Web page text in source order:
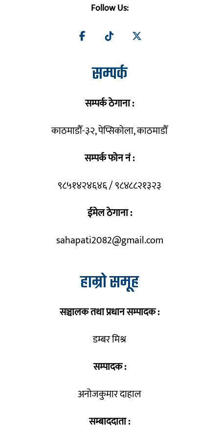
Follow Us:
सम्पर्क
सम्पर्क ठेगाना :
काठमाडौँ-३२, पेप्सिकोला, काठमाडौँ
सम्पर्क फोन नं :
९८५१४२४६४६ / ९८४८८२१३२३
ईमेल ठेगाना :
sahapati2082@gmail.com
हाम्रो समूह
सञ्चालक तथा प्रधान सम्पादक :
डम्बर मिश्र
सम्पादक :
अनोजकुमार दाहाल
सम्बाददाता :